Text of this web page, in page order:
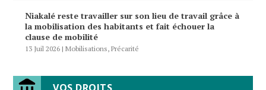
Niakalé reste travailler sur son lieu de travail grâce à
la mobilisation des habitants et fait échouer la
clause de mobilité
13 Juil 2026 |Mobilisations,Précarité